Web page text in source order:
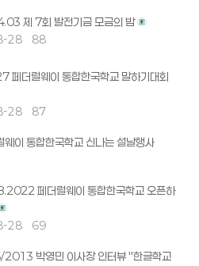
제 7회 발전기금 모금의 밤
28 88
페더럴웨이 통합한국학교 말하기대회
28 87
통합한국학교 신나는 설날행사
페더럴웨이 통합한국학교 오픈하
28 69
박영민 이사장 인터뷰 "한글학교